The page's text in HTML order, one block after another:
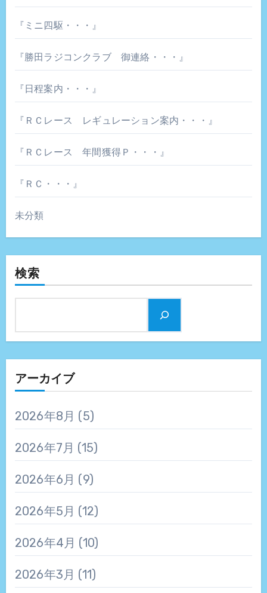
『ミニ四駆・・・』
『勝田ラジコンクラブ 御連絡・・・』
『日程案内・・・』
『ＲＣレース レギュレーション案内・・・』
『ＲＣレース 年間獲得Ｐ・・・』
『ＲＣ・・・』
未分類
検索
アーカイブ
2026年8月 (5)
2026年7月 (15)
2026年6月 (9)
2026年5月 (12)
2026年4月 (10)
2026年3月 (11)